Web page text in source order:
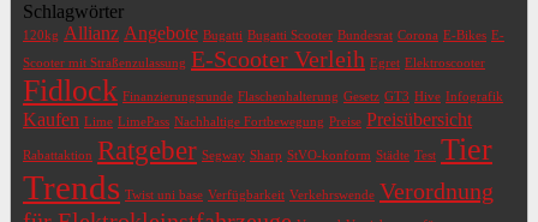
Schlagwörter
120kg Allianz Angebote Bugatti Bugatti Scooter Bundesrat Corona E-Bikes E-
Scooter mit Straßenzulassung E-Scooter Verleih Egret Elektroscooter
Fidlock Finanzierungsrunde Flaschenhalterung Gesetz GT3 Hive Infografik
Kaufen Lime LimePass Nachhaltige Fortbewegung Preise Preisübersicht
Rabattaktion Ratgeber Segway Sharp StVO-konform Städte Test Tier
Trends Twist uni base Verfügbarkeit Verkehrswende Verordnung